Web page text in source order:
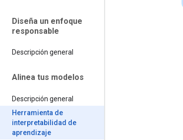
Diseña un enfoque
responsable
Descripción general
Alinea tus modelos
Descripción general
Herramienta de
interpretabilidad de
aprendizaje